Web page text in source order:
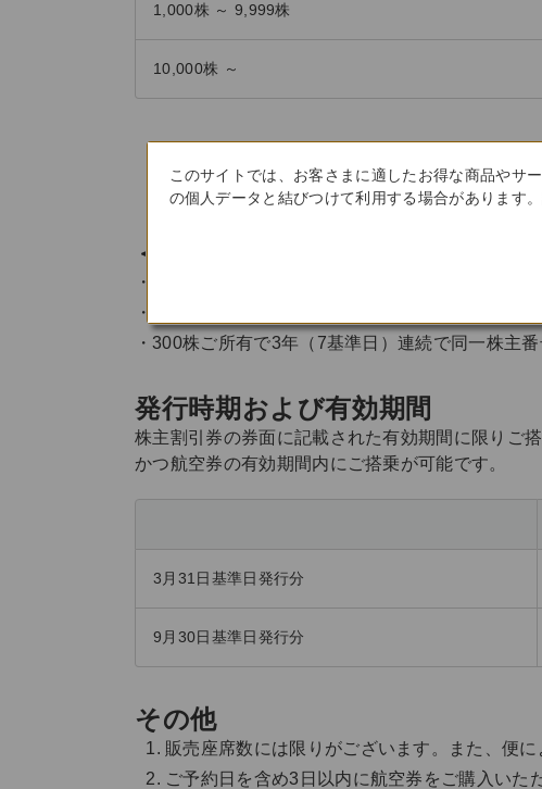
1,000株 ～ 9,999株
10,000株 ～
＜発行の具体例＞
300株ご所有で3年（7基準日）連続で同一株主
発行時期および有効期間
株主割引券の券面に記載された有効期間に限りご
かつ航空券の有効期間内にご搭乗が可能です。
3月31日基準日発行分
9月30日基準日発行分
その他
販売座席数には限りがございます。また、便
ご予約日を含め3日以内に航空券をご購入いた
このサイトでは、お客さまに適したお得な商品やサ
の個人データと結びつけて利用する場合があります